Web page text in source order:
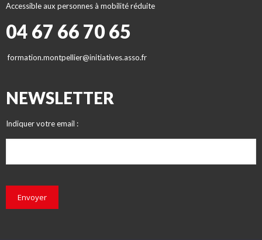
Accessible aux personnes à mobilité réduite
04 67 66 70 65
formation.montpellier@initiatives.asso.fr
NEWSLETTER
Indiquer votre email :
Envoyer